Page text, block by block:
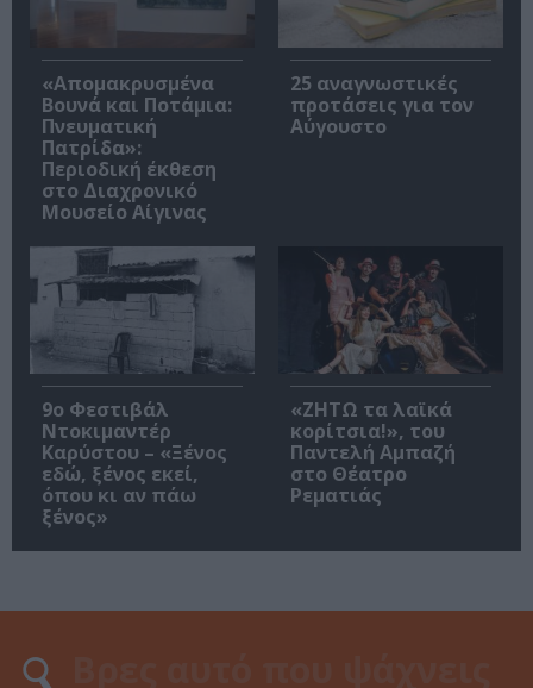
«Απομακρυσμένα
Βουνά και Ποτάμια:
Πνευματική
Πατρίδα»:
Περιοδική έκθεση
στο Διαχρονικό
Μουσείο Αίγινας
25 αναγνωστικές
προτάσεις για τον
Αύγουστο
9ο Φεστιβάλ
Ντοκιμαντέρ
Καρύστου – «Ξένος
εδώ, ξένος εκεί,
όπου κι αν πάω
ξένος»
«ΖΗΤΩ τα λαϊκά
κορίτσια!», του
Παντελή Αμπαζή
στο Θέατρο
Ρεματιάς